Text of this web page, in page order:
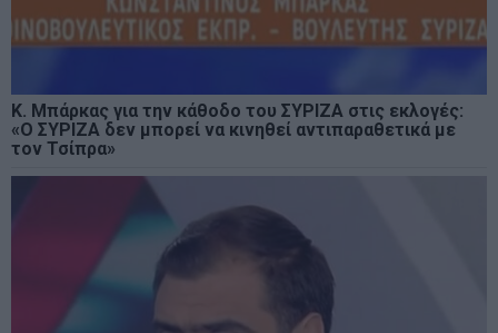
Κ. Μπάρκας για την κάθοδο του ΣΥΡΙΖΑ στις εκλογές:
«Ο ΣΥΡΙΖΑ δεν μπορεί να κινηθεί αντιπαραθετικά με
τον Τσίπρα»